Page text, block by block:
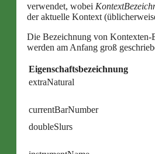
verwendet, wobei
der aktuelle Kontext
Die Bezeichnung von Kontexten-
werden am Anfang groß
Eigenschaftsbezeichnung
extraNatural
currentBarNumber
doubleSlurs